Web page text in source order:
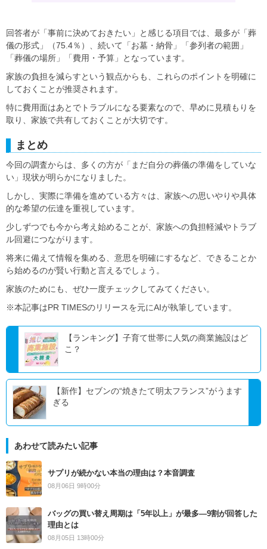
回答者が「事前に決めておきたい」と感じる項目では、最多が「葬
儀の形式」（75.4％）、続いて「お墓・納骨」「参列者の範囲」
「葬儀の場所」「費用・予算」となっています。
家族の負担を減らすという観点からも、これらのポイントを明確に
しておくことが推奨されます。
特に費用面はあとでトラブルになる要素なので、早めに見積もりを
取り、家族で共有しておくことが大切です。
まとめ
今回の調査からは、多くの方が「まだ自分の葬儀の準備をしていな
い」現状が明らかになりました。
しかし、実際に準備を進めている方々は、家族への思いやりや具体
的な希望の伝達を重視しています。
少しずつでも今から考え始めることが、家族への負担軽減やトラブ
ル回避につながります。
将来に備えて情報を集める、意思を明確にするなど、できることか
ら始めるのが賢い行動と言えるでしょう。
家族のためにも、ぜひ一度チェックしてみてください。
※本記事はPR TIMESのリリースを元にAIが執筆しています。
【ランキング】子育て世帯に人気の商業施設はど
こ？
【新作】セブンの“焼きたて明太フランス”がうます
ぎる
あわせて読みたい記事
サプリが続かない本当の理由は？本音調査
08月06日 9時00分
バッグの買い替え周期は「5年以上」が最多―9割が回答した
理由とは
08月05日 13時00分